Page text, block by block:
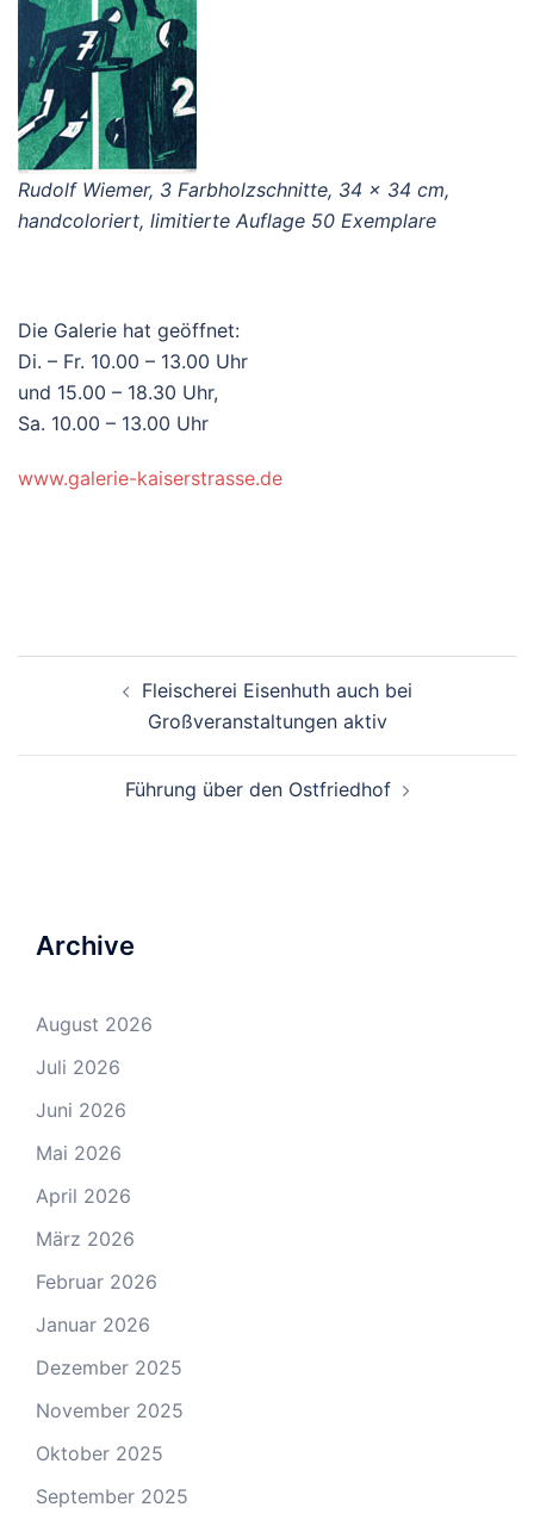
Rudolf Wiemer, 3 Farbholzschnitte, 34 x 34 cm,
handcoloriert, limitierte Auflage 50 Exemplare
Die Galerie hat geöffnet:
Di. – Fr. 10.00 – 13.00 Uhr
und 15.00 – 18.30 Uhr,
Sa. 10.00 – 13.00 Uhr
www.galerie-kaiserstrasse.de
NavigationFleischerei Eisenhuth auch bei
Großveranstaltungen aktiv
Führung über den Ostfriedhof
Archive
August 2026
Juli 2026
Juni 2026
Mai 2026
April 2026
März 2026
Februar 2026
Januar 2026
Dezember 2025
November 2025
Oktober 2025
September 2025